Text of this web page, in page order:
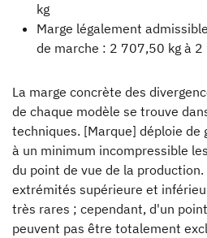
kg
Marge légalement
de marche : 2 707,50 kg à
La marge concrète des
de chaque modèle se trouve
techniques. [Marque] déploie de
à un minimum incompressible
du point de vue de la
extrémités supérieure et
très rares ; cependant, d'un
peuvent pas être totalement